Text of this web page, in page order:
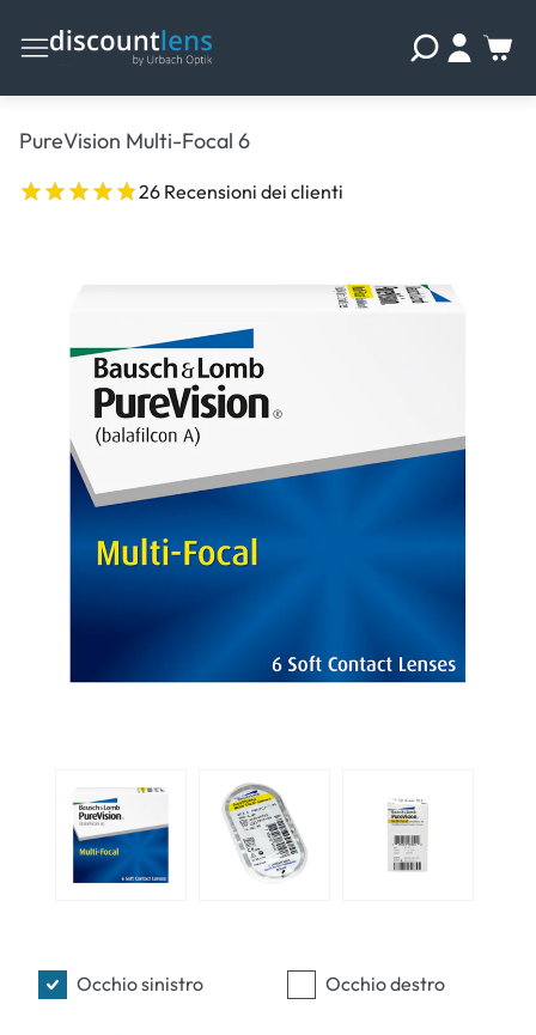
PureVision Multi-Focal 6
26 Recensioni dei clienti
Occhio sinistro Occhio destro